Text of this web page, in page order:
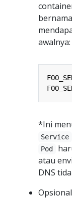
bernama
awalnya:
*Ini
Service
Pod
atau
DNS